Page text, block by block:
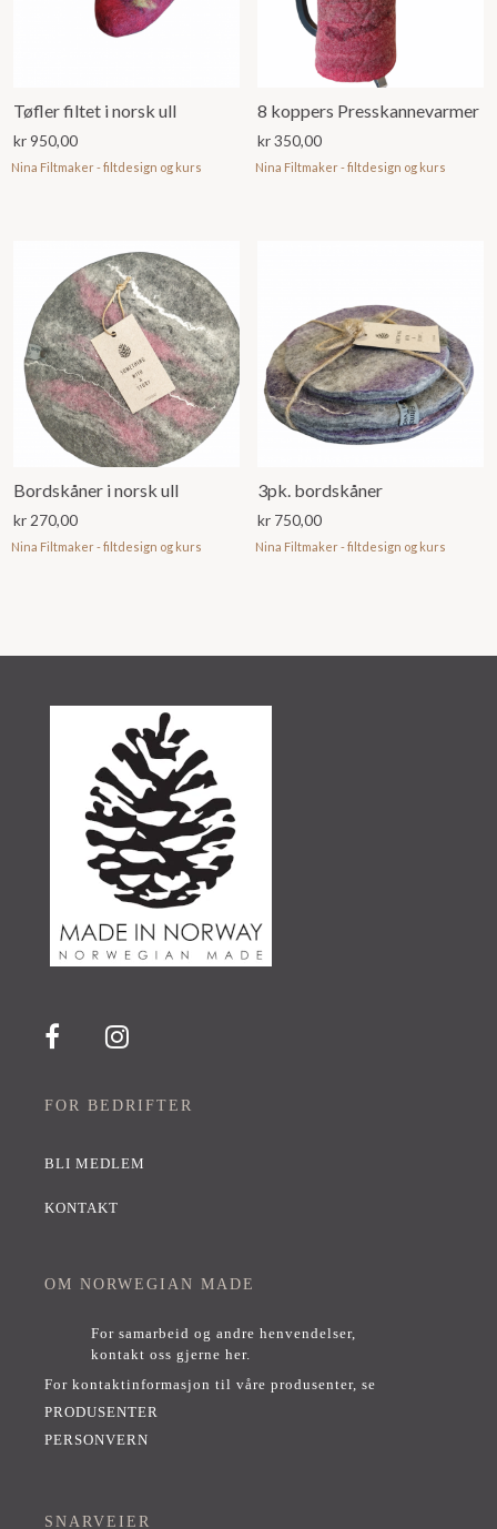
Tøfler filtet i norsk ull
kr950,00
Nina Filtmaker - filtdesign og kurs
8 koppers Presskannevarmer
kr350,00
Nina Filtmaker - filtdesign og kurs
Bordskåner i norsk ull
kr 270,00
Nina Filtmaker - filtdesign og kurs
3pk. bordskåner
kr 750,00
Nina Filtmaker - filtdesign og kurs
FOR BEDRIFTER
BLI MEDLEM
KONTAKT
OM NORWEGIAN MADE
For samarbeid og andre henvendelser,
kontakt oss gjerne her.
For kontaktinformasjon til våre produsenter, se
PRODUSENTER
PERSONVERN
SNARVEIER